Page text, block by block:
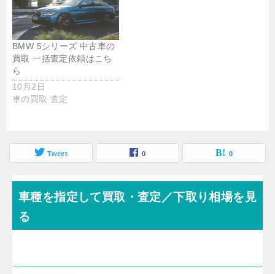
BMW 5シリーズ 中古車の
買取 一括査定依頼はこち
ら
10月2日
車の買取 査定
Tweet 0 0
車種を指定して買取・査定／下取り相場を見
る